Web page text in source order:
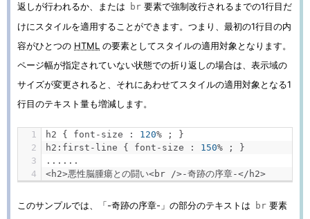
返しが行われるか、または
br 要素で強制改行されるまでの1行目だ
けにスタイルを適用することができます。つまり、最初の1行目の内
容がひとつの HTML の要素としてスタイルの適用対象となります。
ページ幅が指定されていない状態での折り返しの場合は、表示域の
サイズが変更されると、それにあわせてスタイルの適用対象となる1
行目のテキスト量も増減します。
h2 { font - size : 120% ;
}
h2 : first - line { font - size : 150% ;
}
......
<h2>悪性脳腫瘍との闘い<br />-奇跡の序章-</ h2>
このサンプルでは、「-奇跡の序章-」の部分のテキストは br 要素